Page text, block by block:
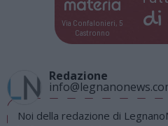
Via Confalonieri, 5
Castronno
di
Redazione
Noi della redazione di